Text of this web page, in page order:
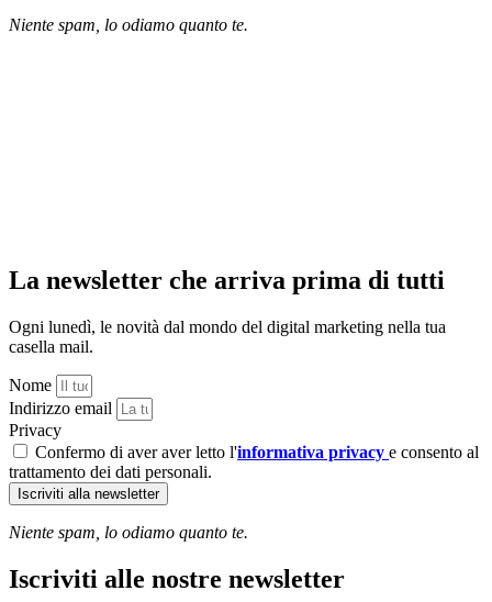
Niente spam, lo odiamo quanto te.
La newsletter che arriva prima di tutti
Ogni lunedì, le novità dal mondo del digital marketing nella tua
casella mail.
Nome
Indirizzo email
Privacy
Confermo di aver aver letto l'informativa privacy e consento al
trattamento dei dati personali.
Iscriviti alla newsletter
Niente spam, lo odiamo quanto te.
Iscriviti alle nostre newsletter